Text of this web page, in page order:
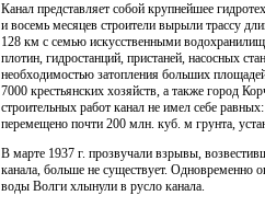
Канал представляет собой крупнейшее
и восемь месяцев строители вырыли трассу
128 км с семью искусственными
плотин, гидростанций, пристаней, насосных
необходимостью затопления больших
7000 крестьянских хозяйств, а также город
строительных работ канал не имел себе
перемещено почти 200 млн. куб. м грунта,
В марте 1937 г. прозвучали взрывы,
канала, больше не существует. Одновременно
воды Волги хлынули в русло канала.